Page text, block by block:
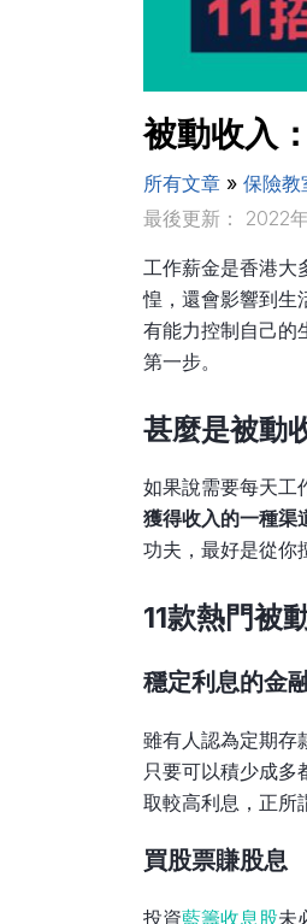
被動收入
所有文章» 保險教
最後更新： 2022
工作薪金是香港大
惶，還會影響到生
有能力控制自己的
第一步。
甚麼是被動
如果說需要每天工
獲得收入的一種渠
功夫，最好是從你
11款熱門被
穩定利息的金
雖有人認為定期存
只要可以積少成多
取較高利息，正所
買股票賺股息
投資藍籌收息股未